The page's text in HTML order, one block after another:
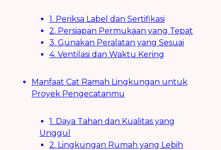
1. Periksa Label dan Sertifikasi
2. Persiapan Permukaan yang Tepat
3. Gunakan Peralatan yang Sesuai
4. Ventilasi dan Waktu Kering
Manfaat Cat Ramah Lingkungan untuk
Proyek Pengecatanmu
1. Daya Tahan dan Kualitas yang
Unggul
2. Lingkungan Rumah yang Lebih